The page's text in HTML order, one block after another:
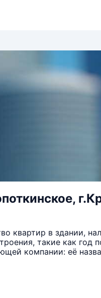
квартир в здании,
такие как год
компании: её